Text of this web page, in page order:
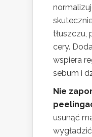
tłuszczu,
cery.
wspiera
sebum i
Nie
usunąć